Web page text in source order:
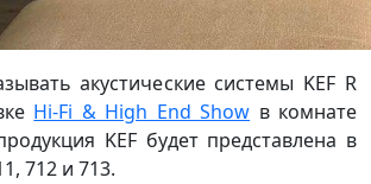
акустические системы KEF R
Hi-Fi & High End Show в комнате
KEF будет представлена в
712 и 713.